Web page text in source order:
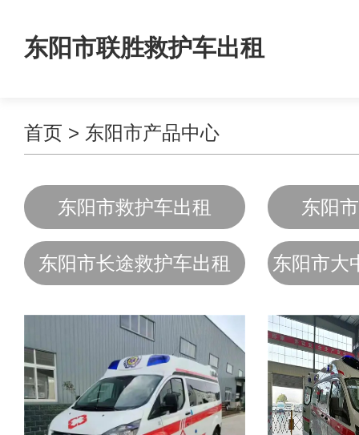
东阳市联胜救护车出租
首页 > 东阳市产品中心
东阳市救护车出租 东阳
东阳市长途救护车出租 东阳市大